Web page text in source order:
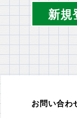
新規
お問い合わ